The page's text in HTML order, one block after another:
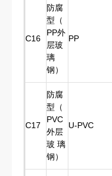
C16
防腐
型（
PP外
层玻
璃
钢）
PP
C17
防腐
型（
PVC
外层
玻 璃
钢）
U-PVC